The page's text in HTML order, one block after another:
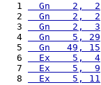
  1
  Gn    2,  2
  2
  Gn    2,  2
  3
  Gn    2,  3
  4
  Gn    5, 29
  5
  Gn   49, 15
  6
  Ex    5,  4
  7
  Ex    5,  9
  8
  Ex    5, 11